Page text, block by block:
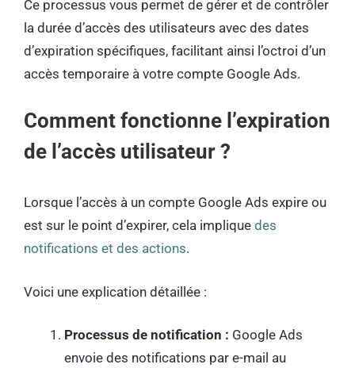
Ce processus vous permet de gérer et de contrôler
la durée d’accès des utilisateurs avec des dates
d’expiration spécifiques, facilitant ainsi l’octroi d’un
accès temporaire à votre compte Google Ads.
Comment fonctionne l’expiration
de l’accès utilisateur ?
Lorsque l’accès à un compte Google Ads expire ou
est sur le point d’expirer, cela implique des
notifications et des actions.
Voici une explication détaillée :
Processus de notification : Google Ads
envoie des notifications par e-mail au